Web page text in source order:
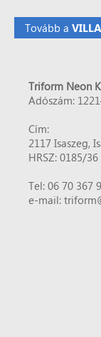
Tovább a
Triform Neon
Adószám:
Cím:
2117 Isaszeg,
HRSZ: 0185/36
Tel: 06 70 367
e-mail: